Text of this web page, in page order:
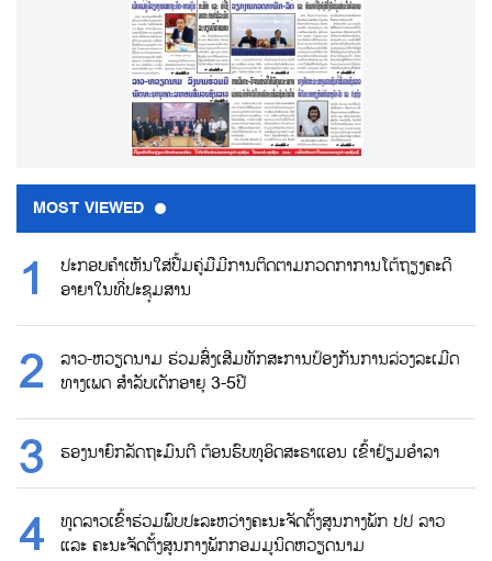
MOST VIEWED
ປະກອບຄຳເຫັນໃສ່ປື້ມຄູ່ມືມີການຕິດຕາມກວດກາການໂຕ້ຖຽງຄະດີ
ອາຍາໃນທີ່ປະຊຸມສານ
ລາວ-ຫວຽດນາມ ຮ່ວມສົ່ງເສີມທັກສະການປ້ອງກັນການລ່ວງລະເມີດ
ທາງເພດ ສຳລັບເດັກອາຍຸ 3-5ປີ
ຮອງນາຍົກລັດຖະມົນຕີ ຕ້ອນຮົບທູອິດສະຣາແອນ ເຂົ້າຢ້ຽມອຳລາ
ທູດລາວເຂົ້າຮ່ວມພົບປະລະຫວ່າງຄະນະຈັດຕັ້ງສູນກາງພັກ ປປ ລາວ
ແລະ ຄະນະຈັດຕັ້ງສູນກາງພັກກອມມູນິດຫວຽດນາມ